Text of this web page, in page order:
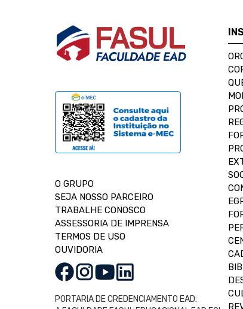
O GRUPO
SEJA NOSSO PARCEIRO
TRABALHE CONOSCO
ASSESSORIA DE IMPRENSA
TERMOS DE USO
OUVIDORIA
PORTARIA DE CREDENCIAMENTO EAD: